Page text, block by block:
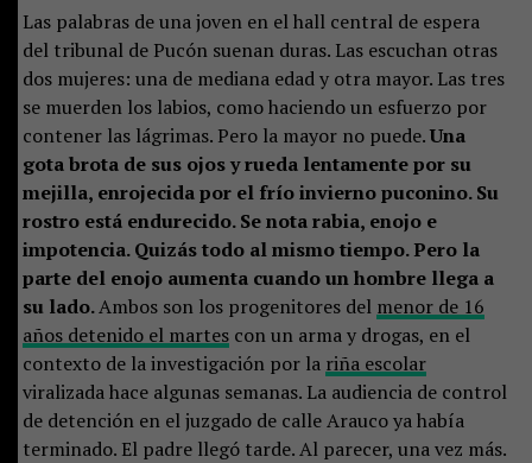
Las palabras de una joven en el hall central de espera
del tribunal de Pucón suenan duras. Las escuchan otras
dos mujeres: una de mediana edad y otra mayor. Las tres
se muerden los labios, como haciendo un esfuerzo por
contener las lágrimas. Pero la mayor no puede.Una
gota brota de sus ojos y rueda lentamente por su
mejilla, enrojecida por el frío invierno puconino. Su
rostro está endurecido. Se nota rabia, enojo e
impotencia. Quizás todo al mismo tiempo. Pero la
parte del enojo aumenta cuando un hombre llega a
su lado.Ambos son los progenitores del menor de 16
años detenido el martescon un arma y drogas, en el
contexto de la investigación por la riña escolar
viralizada hace algunas semanas. La audiencia de control
de detención en el juzgado de calle Arauco ya había
terminado. El padre llegó tarde. Al parecer, una vez más.